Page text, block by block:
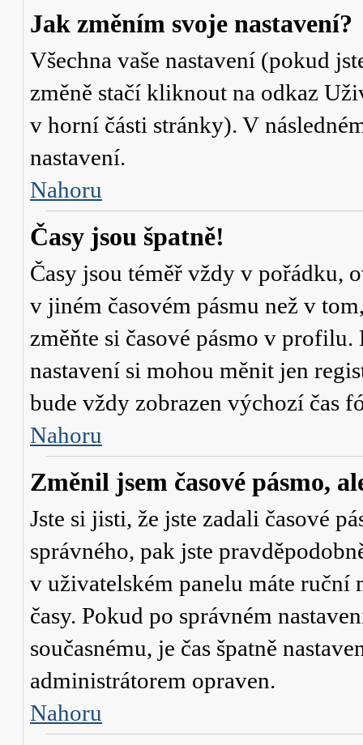
Jak změním svoje nastavení?
Všechna vaše nastavení (pokud
změně stačí kliknout na odkaz
v horní části stránky). V
nastavení.
Nahoru
Časy jsou špatně!
Časy jsou téměř vždy v pořádku,
v jiném časovém pásmu než v
změňte si časové pásmo v profilu.
nastavení si mohou měnit jen
bude vždy zobrazen výchozí čas
Nahoru
Změnil jsem časové pásmo,
Jste si jisti, že jste zadali časové
správného, pak jste
v uživatelském panelu máte ruční
časy. Pokud po správném
současnému, je čas špatně
administrátorem opraven.
Nahoru